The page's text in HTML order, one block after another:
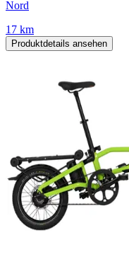
Nord
17 km
Produktdetails ansehen